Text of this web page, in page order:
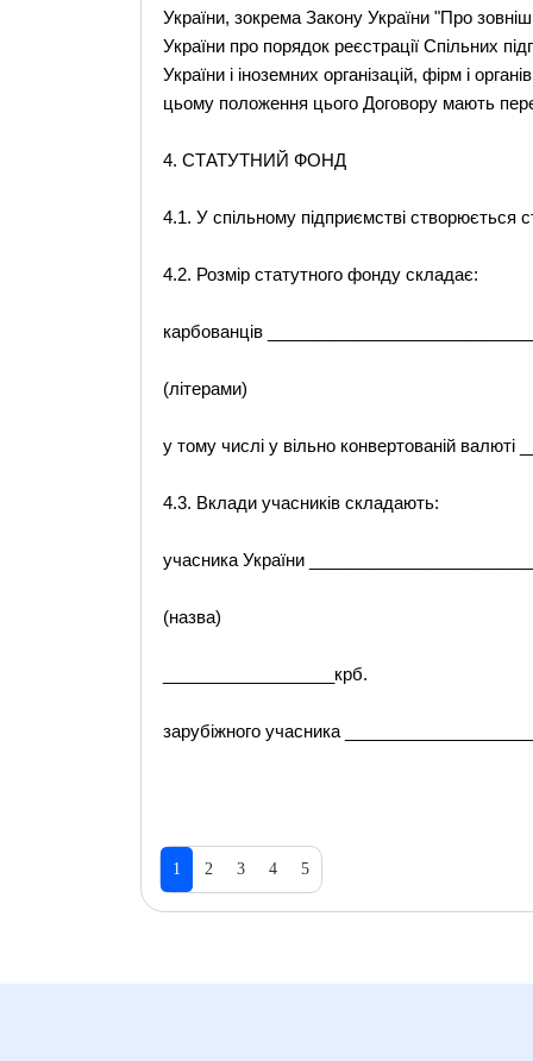
України, зокрема Закону України "Про
України про порядок реєстрації Спільних
України і іноземних організацій, фірм і
цьому положення цього Договору мають
4. СТАТУТНИЙ ФОНД
4.1. У спільному підприємстві створюється
4.2. Розмір статутного фонду складає:
карбованців
(літерами)
у тому числі у вільно конвертованій
4.3. Вклади учасників складають:
учасника України
(назва)
__________________крб.
зарубіжного учасника
1 2 3 4 5